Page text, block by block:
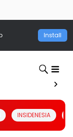
Install
INSIDENESIA